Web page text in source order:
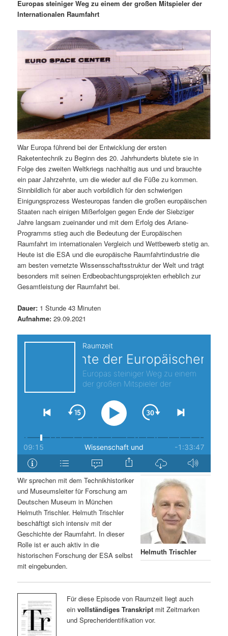
e
n
I
n
h
a
l
t
s
p
r
i
n
ä
r
e
n
I
n
h
a
l
t
s
p
g
n
n
a
o
n
Europas steiniger Weg zu einem der großen Mitspieler der
Internationalen Raumfahrt
War Europa führend bei der Entwicklung der ersten
Raketentechnik zu Beginn des 20. Jahrhunderts blutete sie in
Folge des zweiten Weltkriegs nachhaltig aus und und brauchte
ein paar Jahrzehnte, um die wieder auf die Füße zu kommen.
Sinnbildlich für aber auch vorbildlich für den schwierigen
Einigungsprozess Westeuropas fanden die großen europäischen
Staaten nach einigen Mißerfolgen gegen Ende der Siebziger
Jahre langsam zueinander und mit dem Erfolg des Ariane-
Programms stieg auch die Bedeutung der Europäischen
Raumfahrt im internationalen Vergleich und Wettbewerb stetig an.
Heute ist die ESA und die europäische Raumfahrtindustrie die
am besten vernetzte Wissensschaftsstruktur der Welt und trägt
besonders mit seinen Erdbeobachtungsprojekten erheblich zur
Gesamtleistung der Raumfahrt bei.
Dauer: 1 Stunde 43 Minuten
Aufnahme: 29.09.2021
Helmuth Trischler
Wir sprechen mit dem Technikhistoriker
und Museumsleiter für Forschung am
Deutschen Museum in München
Helmuth Trischler. Helmuth Trischler
beschäftigt sich intensiv mit der
Geschichte der Raumfahrt. In dieser
Rolle ist er auch aktiv in die
historischen Forschung der ESA selbst
mit eingebunden.
Für diese Episode von Raumzeit liegt auch
ein vollständiges Transkriptmit Zeitmarken
und Sprecheridentifikation vor.